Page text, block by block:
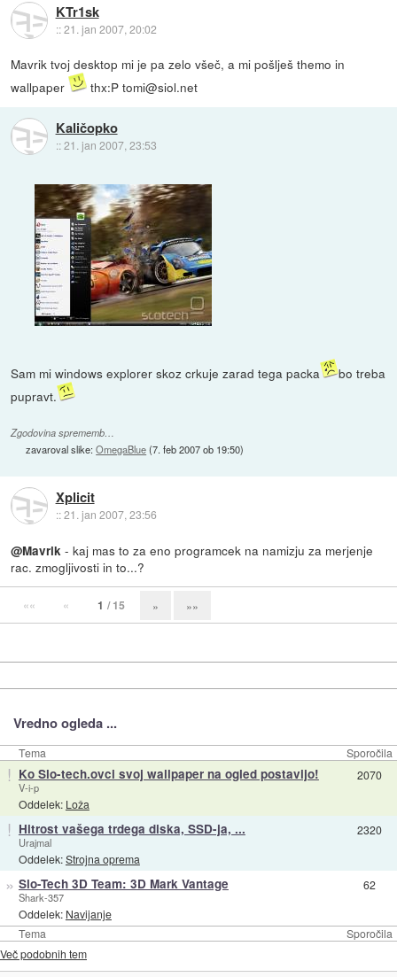
KTr1sk
::21. jan 2007, 20:02
Mavrik tvoj desktop mi je pa zelo všeč, a mi pošlješ themo in
wallpaper
thx:P tomi@siol.net
Kaličopko
::21. jan 2007, 23:53
Sam mi windows explorer skoz crkuje zarad tega packa
bo treba
pupravt.
Zgodovina sprememb…
zavaroval slike:OmegaBlue(7. feb 2007 ob 19:50)
Xplicit
::21. jan 2007, 23:56
@Mavrik - kaj mas to za eno programcek na namizju za merjenje
rac. zmogljivosti in to...?
«« « 1 / 15 » »»
Vredno ogleda ...
Tema Sporočila
Tema Sporočila
! Ko Slo-tech.ovci svoj wallpaper na ogled postavijo!
V-i-p
Oddelek: Loža
2070
! Hitrost vašega trdega diska, SSD-ja, ...
Urajmal
Oddelek:Strojna oprema
2320
» Slo-Tech 3D Team: 3D Mark Vantage
Shark-357
Oddelek: Navijanje
62
Več podobnih tem